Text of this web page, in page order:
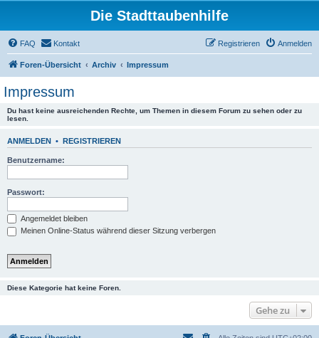
Die Stadttaubenhilfe
FAQ Kontakt Anmelden
Registrieren
Foren-Übersicht Archiv Impressum
Impressum
Du hast keine ausreichenden Rechte, um Themen in diesem Forum zu sehen oder zu
lesen.
ANMELDEN • REGISTRIEREN
Benutzername:
Passwort:
Angemeldet bleiben
Meinen Online-Status während dieser Sitzung verbergen
Diese Kategorie hat keine Foren.
Gehe zu